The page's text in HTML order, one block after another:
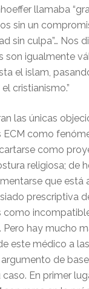
llamaba
sin un
sin culpa”… Nos
son igualmente
el islam,
cristianismo.”
las únicas
ECM como
como
religiosa; de
que está
prescriptiva
como
Pero hay mucho
este médico a
de
caso. En primer